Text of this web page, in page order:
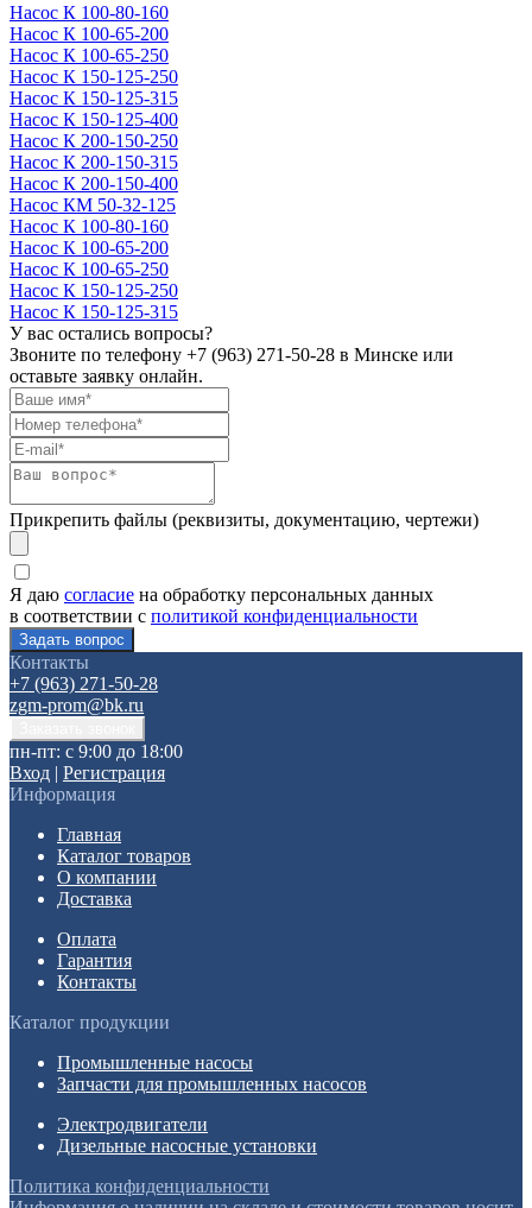
Насос К 100-80-160
Насос К 100-65-200
Насос К 100-65-250
Насос К 150-125-250
Насос К 150-125-315
Насос К 150-125-400
Насос К 200-150-250
Насос К 200-150-315
Насос К 200-150-400
Насос КМ 50-32-125
Насос К 100-80-160
Насос К 100-65-200
Насос К 100-65-250
Насос К 150-125-250
Насос К 150-125-315
У вас остались вопросы?
Звоните по телефону +7 (963) 271-50-28 в Минске или
оставьте заявку онлайн.
Прикрепить файлы (реквизиты, документацию, чертежи)
Я даю согласие на обработку персональных данных
в соответствии с политикой конфиденциальности
Контакты
+7 (963) 271-50-28
zgm-prom@bk.ru
пн-пт: с 9:00 до 18:00
Вход | Регистрация
Информация
Главная
Каталог товаров
О компании
Доставка
Оплата
Гарантия
Контакты
Каталог продукции
Промышленные насосы
Запчасти для промышленных насосов
Электродвигатели
Дизельные насосные установки
Политика конфиденциальности